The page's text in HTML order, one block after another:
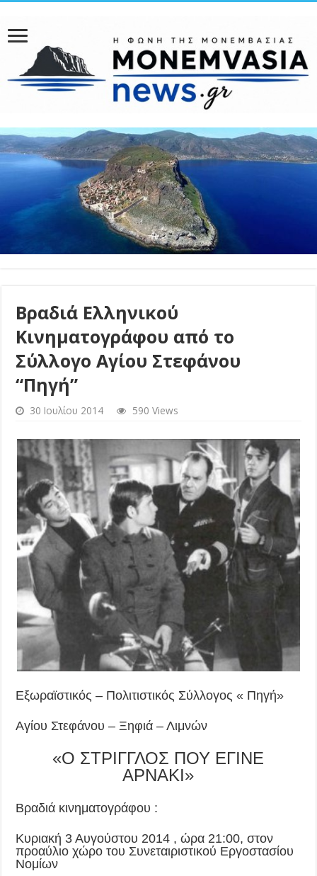
Βραδιά Ελληνικού
Κινηματογράφου από το
Σύλλογο Αγίου Στεφάνου
“Πηγή”
30 Ιουλίου 2014 590 Views
Εξωραϊστικός – Πολιτιστικός Σύλλογος « Πηγή»
Αγίου Στεφάνου – Ξηφιά – Λιμνών
«Ο ΣΤΡΙΓΓΛΟΣ ΠΟΥ ΕΓΙΝΕ
ΑΡΝΑΚΙ»
Βραδιά κινηματογράφου :
Κυριακή 3 Αυγούστου 2014 , ώρα 21:00, στον
προαύλιο χώρο του Συνεταιριστικού Εργοστασίου
Νομίων